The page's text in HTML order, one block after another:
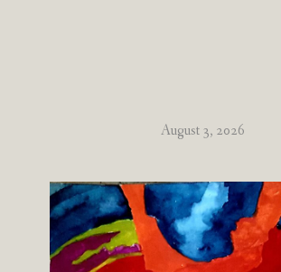
August 3, 2026